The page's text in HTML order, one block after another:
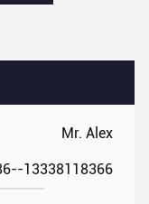
Mr. Alex
13338118366